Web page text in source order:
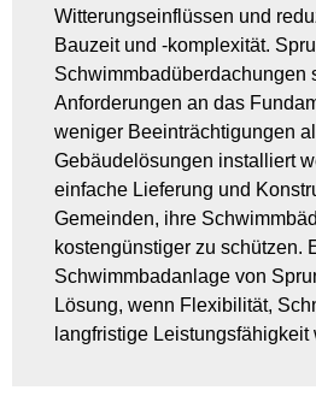
Witterungseinflüssen und
Bauzeit und -komplexität.
Schwimmbadüberdachungen
Anforderungen an das
weniger Beeinträchtigungen
Gebäudelösungen installiert
einfache Lieferung und
Gemeinden, ihre
kostengünstiger zu schützen.
Schwimmbadanlage von
Lösung, wenn Flexibilität,
langfristige Leistungsfähigkeit